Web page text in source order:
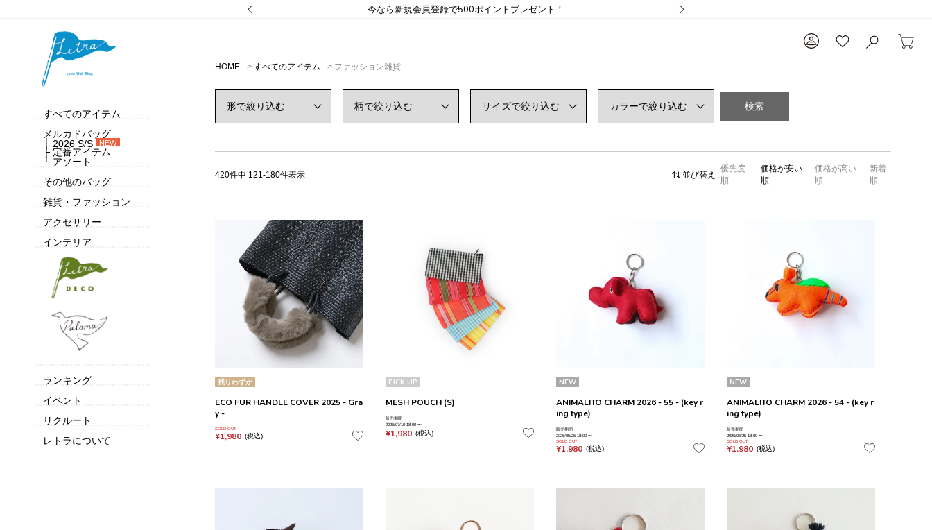
今なら新規会員登録で500ポイントプレゼント！
すべてのアイテム
メルカドバッグ
├ 2026 S/S
NEW
├ 定番アイテム
└ アソート
その他のバッグ
雑貨・ファッション
アクセサリー
インテリア
ランキング
イベント
リクルート
レトラについて
HOME すべてのアイテム ファッション雑貨
検索
並び替え
優先度
順
価格が安い
順
価格が高い
順
新着
順
420件中 121 -180件表示
残りわずか
ECO FUR HANDLE COVER 2025 - Gra
y -
SOLD OUT
¥1,980 税込
PICK UP
MESH POUCH (S)
販売期間
2026/07/10 18:00 〜
¥1,980 税込
NEW
ANIMALITO CHARM 2026 - 55 - (key r
ing type)
販売期間
2026/05/25 18:00 〜
SOLD OUT
¥1,980 税込
NEW
ANIMALITO CHARM 2026 - 54 - (key r
ing type)
販売期間
2026/05/25 18:00 〜
SOLD OUT
¥1,980 税込